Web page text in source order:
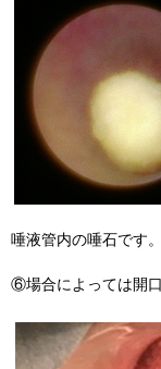
唾液管内の唾石です
⑥場合によっては開